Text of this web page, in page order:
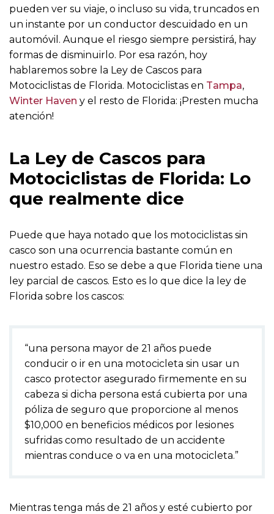
pueden ver su viaje, o incluso su vida, truncados en
un instante por un conductor descuidado en un
automóvil. Aunque el riesgo siempre persistirá, hay
formas de disminuirlo. Por esa razón, hoy
hablaremos sobre la Ley de Cascos para
Motociclistas de Florida. Motociclistas en Tampa,
Winter Haven y el resto de Florida: ¡Presten mucha
atención!
La Ley de Cascos para
Motociclistas de Florida: Lo
que realmente dice
Puede que haya notado que los motociclistas sin
casco son una ocurrencia bastante común en
nuestro estado. Eso se debe a que Florida tiene una
ley parcial de cascos. Esto es lo que dice la ley de
Florida sobre los cascos:
“una persona mayor de 21 años puede
conducir o ir en una motocicleta sin usar un
casco protector asegurado firmemente en su
cabeza si dicha persona está cubierta por una
póliza de seguro que proporcione al menos
$10,000 en beneficios médicos por lesiones
sufridas como resultado de un accidente
mientras conduce o va en una motocicleta.”
Mientras tenga más de 21 años y esté cubierto por